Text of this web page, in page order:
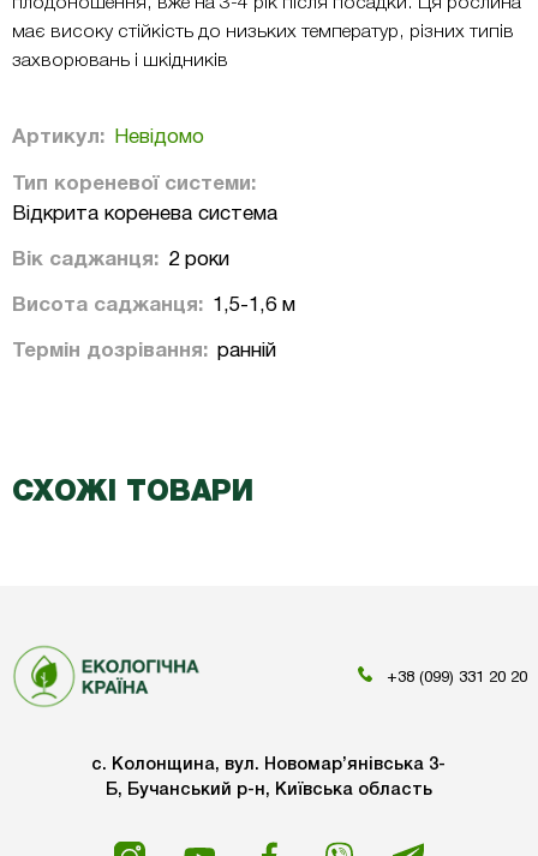
плодоношення, вже на 3-4 рік після посадки. Ця рослина
має високу стійкість до низьких температур, різних типів
захворювань і шкідників
Артикул: Невідомо
Тип кореневої системи:
Відкрита коренева система
Вік саджанця: 2 роки
Висота саджанця: 1,5-1,6 м
Термін дозрівання: ранній
СХОЖІ ТОВАРИ
+38 (099) 331 20 20
с. Колонщина, вул. Новомар’янівська 3-
Б, Бучанський р-н, Київська область